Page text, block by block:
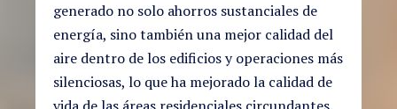
generado no solo ahorros sustanciales de
energía, sino también una mejor calidad del
aire dentro de los edificios y operaciones más
silenciosas, lo que ha mejorado la calidad de